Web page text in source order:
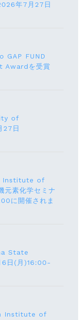
年7月27⽇
GAP FUND
Awardを受賞
of
27日
Institute of
素化学セミナ
に開催されま
State
6日(月)16:00-
Institute of